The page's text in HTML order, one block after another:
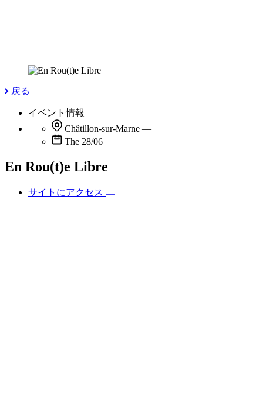
戻る
イベント情報
Châtillon-sur-Marne —
The 28/06
En Rou(t)e Libre
サイトにアクセス